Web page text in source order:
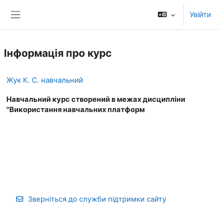
Увійти
Інформація про курс
Жук К. С. навчальний
Навчальний курс створений в межах дисципліни
"Використання навчальних платформ
Зверніться до служби підтримки сайту